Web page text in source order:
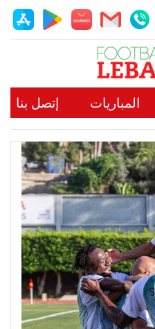
المباريات إتصل بنا